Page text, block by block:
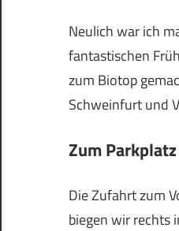
Neulich war ich
fantastischen
zum Biotop
Schweinfurt und
Zum
Die Zufahrt zum
biegen wir rechts